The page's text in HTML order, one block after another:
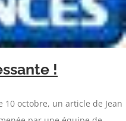
!
10 octobre, un article de Jean